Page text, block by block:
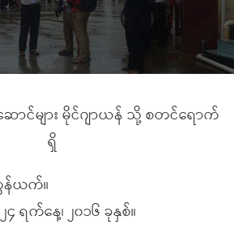
ဆောင်များ မိုင်ဂျာယန် သို့ စတင်ရောက်
ရှိ
န်ယက်။
က်နေ့၊ ၂၀၁၆ ခုနှစ်။